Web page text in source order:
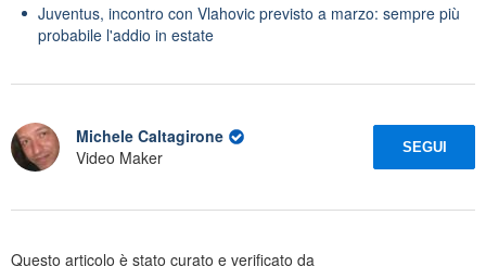
Juventus, incontro con Vlahovic previsto a marzo: sempre più
probabile l'addio in estate
Michele Caltagirone
Video Maker
SEGUI
Questo articolo è stato curato e verificato da